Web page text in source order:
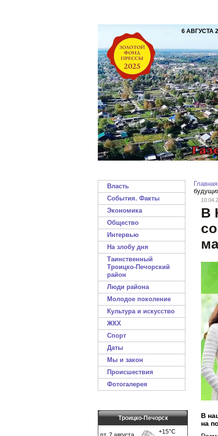
6 АВГУСТА
Власть
События. Факты
Экономика
Общество
Интервью
На злобу дня
Таинственный
Троицко-Печорский
район
Люди района
Молодое поколение
Культура и искусство
ЖКХ
Спорт
Даты
Мы и закон
Происшествия
Фотогалерея
Троицко-Печорск
Главная
В
В
на